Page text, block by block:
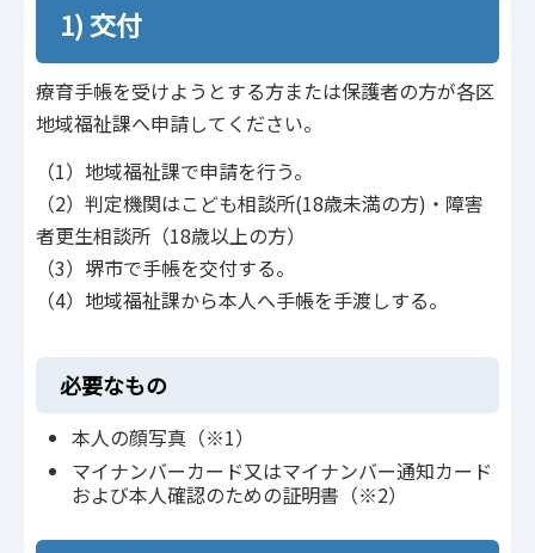
1) 交付
療育手帳を受けようとする方または保護者の方が各区
地域福祉課へ申請してください。
（1）地域福祉課で申請を行う。
（2）判定機関はこども相談所(18歳未満の方)・障害
者更生相談所（18歳以上の方）
（3）堺市で手帳を交付する。
（4）地域福祉課から本人へ手帳を手渡しする。
必要なもの
本人の顔写真（※1）
マイナンバーカード又はマイナンバー通知カード
および本人確認のための証明書（※2）